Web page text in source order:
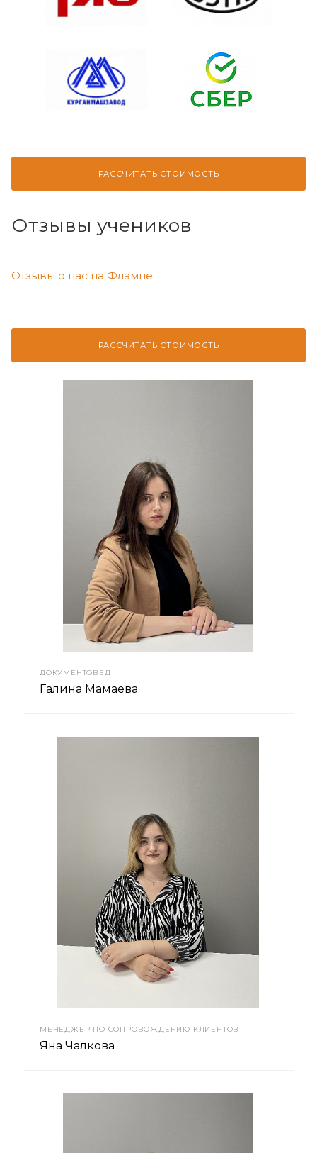
РАССЧИТАТЬ СТОИМОСТЬ
Отзывы учеников
Отзывы о нас на Флампе
РАССЧИТАТЬ СТОИМОСТЬ
ДОКУМЕНТОВЕД
Галина Мамаева
МЕНЕДЖЕР ПО СОПРОВОЖДЕНИЮ КЛИЕНТОВ
Яна Чалкова